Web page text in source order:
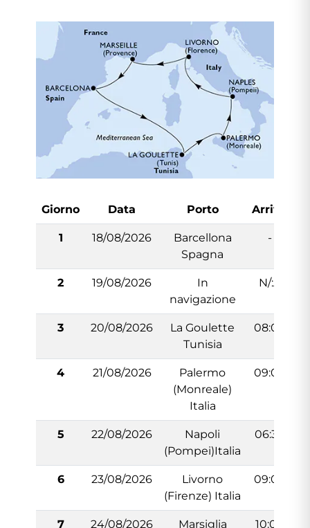
Giorno Data Porto Arrivo
1 18/08/2026
Barcellona
Spagna
-
2 19/08/2026
In
navigazione
N/:A
3 20/08/2026
La Goulette
Tunisia
08:00
4 21/08/2026
Palermo
(Monreale)
Italia
09:00
5 22/08/2026
Napoli
(Pompei)Italia
06:30
6 23/08/2026
Livorno
(Firenze) Italia
09:00
7 24/08/2026
Marsiglia
10:00